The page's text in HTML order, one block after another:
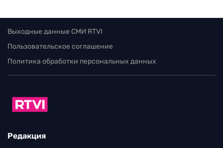
Выходные данные СМИ RTVI
Пользовательское соглашение
Политика обработки персональных данных
Редакция